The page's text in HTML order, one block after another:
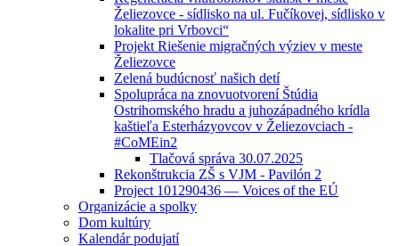
Želiezovce - sídlisko na ul. Fučíkovej, sídlisko v
lokalite pri Vrbovci“
Projekt Riešenie migračných výziev v meste
Želiezovce
Zelená budúcnosť našich detí
Spolupráca na znovuotvorení Štúdia
Ostrihomského hradu a juhozápadného krídla
kaštieľa Esterházyovcov v Želiezovciach -
#CoMEin2
Tlačová správa 30.07.2025
Rekonštrukcia ZŠ s VJM - Pavilón 2
Project 101290436 — Voices of the EÚ
Organizácie a spolky
Dom kultúry
Kalendár podujatí